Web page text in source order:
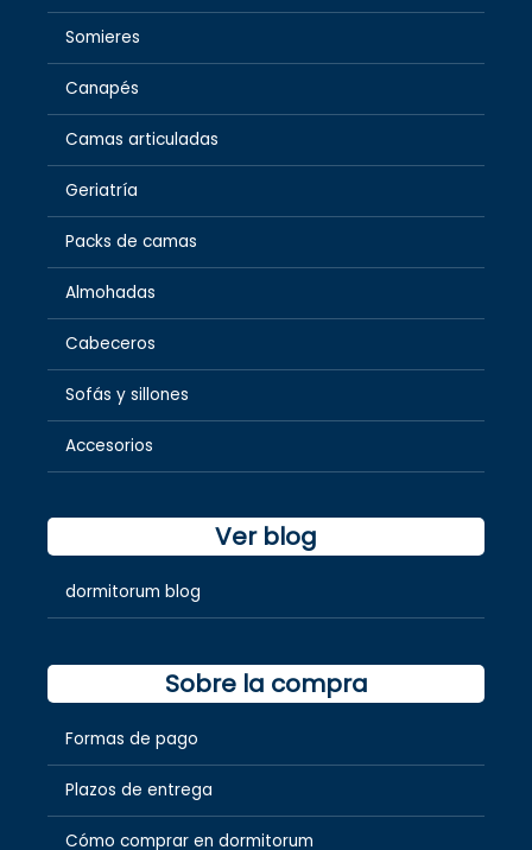
Somieres
Canapés
Camas articuladas
Geriatría
Packs de camas
Almohadas
Cabeceros
Sofás y sillones
Accesorios
Ver blog
dormitorum blog
Sobre la compra
Formas de pago
Plazos de entrega
Cómo comprar en dormitorum